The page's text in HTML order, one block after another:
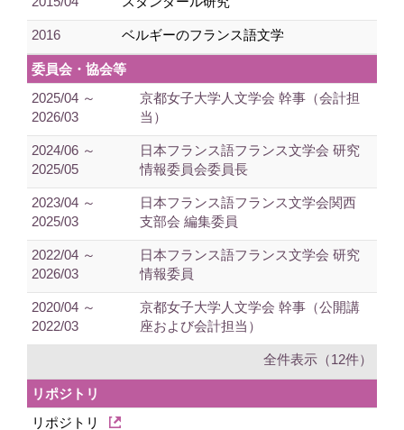
2016 ベルギーのフランス語文学
委員会・協会等
2025/04 ～
2026/03
京都女子大学人文学会 幹事（会計担
当）
2024/06 ～
2025/05
日本フランス語フランス文学会 研究
情報委員会委員長
2023/04 ～
2025/03
日本フランス語フランス文学会関西
支部会 編集委員
2022/04 ～
2026/03
日本フランス語フランス文学会 研究
情報委員
2020/04 ～
2022/03
京都女子大学人文学会 幹事（公開講
座および会計担当）
全件表示（12件）
リポジトリ
リポジトリ